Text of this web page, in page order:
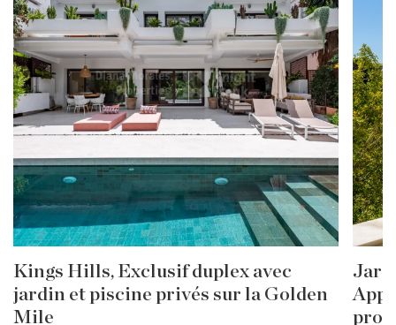
Kings Hills, Exclusif duplex avec
jardin et piscine privés sur la Golden
Mile